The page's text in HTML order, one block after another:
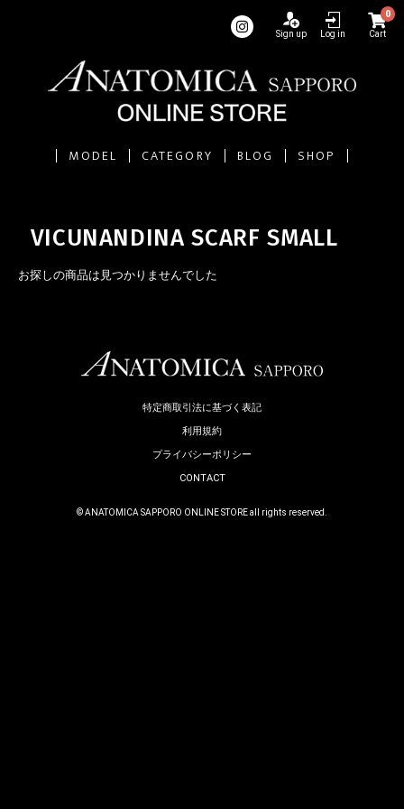
Sign up Log in
0
Cart
MODEL CATEGORY BLOG SHOP
VICUNANDINA SCARF SMALL
お探しの商品は見つかりませんでした
特定商取引法に基づく表記
利用規約
プライバシーポリシー
CONTACT
© ANATOMICA SAPPORO ONLINE STORE all rights reserved.